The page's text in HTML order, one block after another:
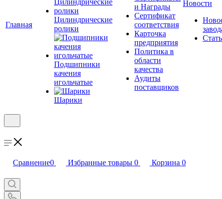
Главная
Цилиндрические
ролики
Подшипники
качения
игольчатые
Шарики
и Награды
Сертификат
соответствия
Карточка
предприятия
Политика в
области
качества
Аудиты
поставщиков
Новости
Сравнение0 Избранные товары 0 Корзина 0